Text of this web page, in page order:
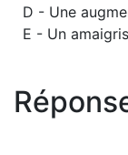
D - Une
E - Un